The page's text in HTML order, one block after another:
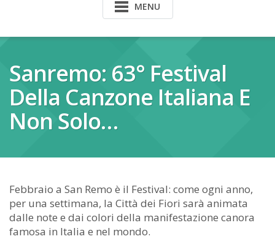
MENU
Sanremo: 63° Festival
Della Canzone Italiana E
Non Solo…
Febbraio a San Remo è il Festival: come ogni anno,
per una settimana, la Città dei Fiori sarà animata
dalle note e dai colori della manifestazione canora
famosa in Italia e nel mondo.